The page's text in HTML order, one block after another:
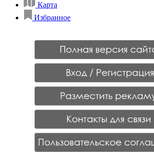
Карта
Избранное